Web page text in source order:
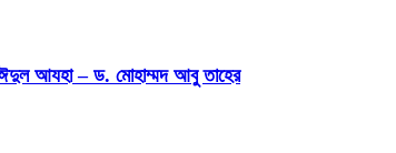
ঈদুল আযহা – ড. মোহাম্মদ আবু তাহের